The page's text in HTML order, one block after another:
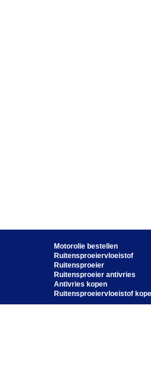
Motorolie bestellen
Ruitensproeiervloeistof
Ruitensproeier
Ruitensproeier antivries
Antivries kopen
Ruitensproeiervloeistof